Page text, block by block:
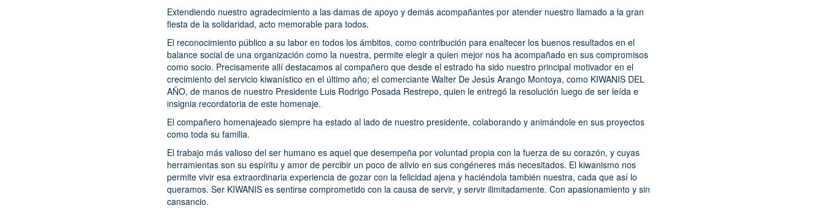
Extendiendo nuestro agradecimiento a las damas de apoyo y demás acompañantes por atender nuestro llamado a la gran
fiesta de la solidaridad, acto memorable para todos.
El reconocimiento público a su labor en todos los ámbitos, como contribución para enaltecer los buenos resultados en el
balance social de una organización como la nuestra, permite elegir a quien mejor nos ha acompañado en sus compromisos
como socio. Precisamente allí destacamos al compañero que desde el estrado ha sido nuestro principal motivador en el
crecimiento del servicio kiwanístico en el último año; el comerciante Walter De Jesús Arango Montoya, como KIWANIS DEL
AÑO, de manos de nuestro Presidente Luis Rodrigo Posada Restrepo, quien le entregó la resolución luego de ser leída e
insignia recordatoria de este homenaje.
El compañero homenajeado siempre ha estado al lado de nuestro presidente, colaborando y animándole en sus proyectos
como toda su familia.
El trabajo más valioso del ser humano es aquel que desempeña por voluntad propia con la fuerza de su corazón, y cuyas
herramientas son su espíritu y amor de percibir un poco de alivio en sus congéneres más necesitados. El kiwanismo nos
permite vivir esa extraordinaria experiencia de gozar con la felicidad ajena y haciéndola también nuestra, cada que así lo
queramos. Ser KIWANIS es sentirse comprometido con la causa de servir, y servir ilimitadamente. Con apasionamiento y sin
cansancio.